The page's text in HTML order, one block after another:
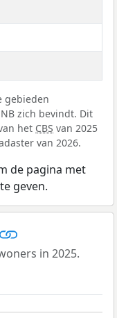
gebieden
zich bevindt. Dit
het CBS van 2025
van 2026.
de pagina met
geven.
in 2025.